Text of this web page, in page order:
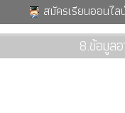
สมัครเรียนออนไล
8.ข้อมูล